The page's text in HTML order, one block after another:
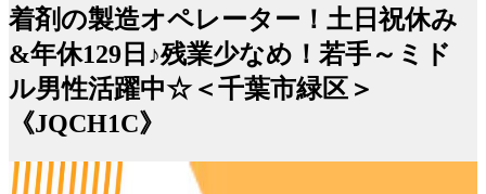
着剤の製造オペレーター！土日祝休み
&年休129日♪残業少なめ！若手～ミド
ル男性活躍中☆＜千葉市緑区＞
《JQCH1C》